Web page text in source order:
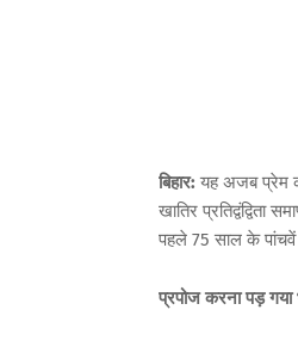
बिहार: यह अजब प्रेम
खातिर
पहले 75 साल के पांचवें
प्रपोज करना पड़ गया